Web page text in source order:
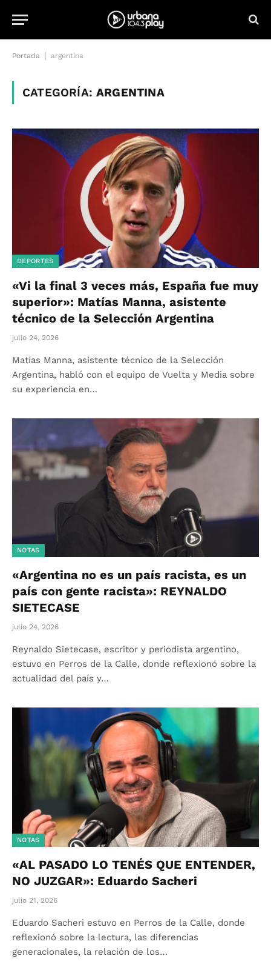
Portada argentina
CATEGORÍA:ARGENTINA
DEPORTES
«Vi la final 3 veces más, España fue muy
superior»: Matías Manna, asistente
técnico de la Selección Argentina
julio 24, 2026
Matías Manna, asistente técnico de la Selección
Argentina, habló con el equipo de Vuelta y Media sobre
su experiencia en…
NOTAS
«Argentina no es un país racista, es un
país con gente racista»: REYNALDO
SIETECASE
julio 24, 2026
Reynaldo Sietecase, escritor y periodista argentino,
estuvo en Perros de la Calle, donde reflexionó sobre la
actualidad del país y…
NOTAS
«AL PASADO LO TENÉS QUE ENTENDER,
NO JUZGAR»: Eduardo Sacheri
julio 21, 2026
Eduardo Sacheri estuvo en Perros de la Calle, donde
reflexionó sobre la lectura, las diferencias
generacionales, la relación de los…